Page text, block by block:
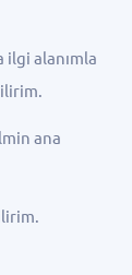
ilgi alanımla
ana